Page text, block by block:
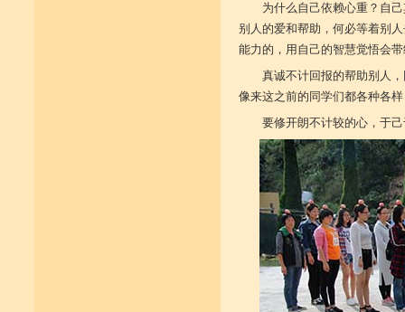
为什么自己依赖心重？自
别人的爱和帮助，何必等着别
能力的，用自己的智慧觉悟会
真诚不计回报的帮助别人
像来这之前的同学们都各种各
要修开朗不计较的心，于